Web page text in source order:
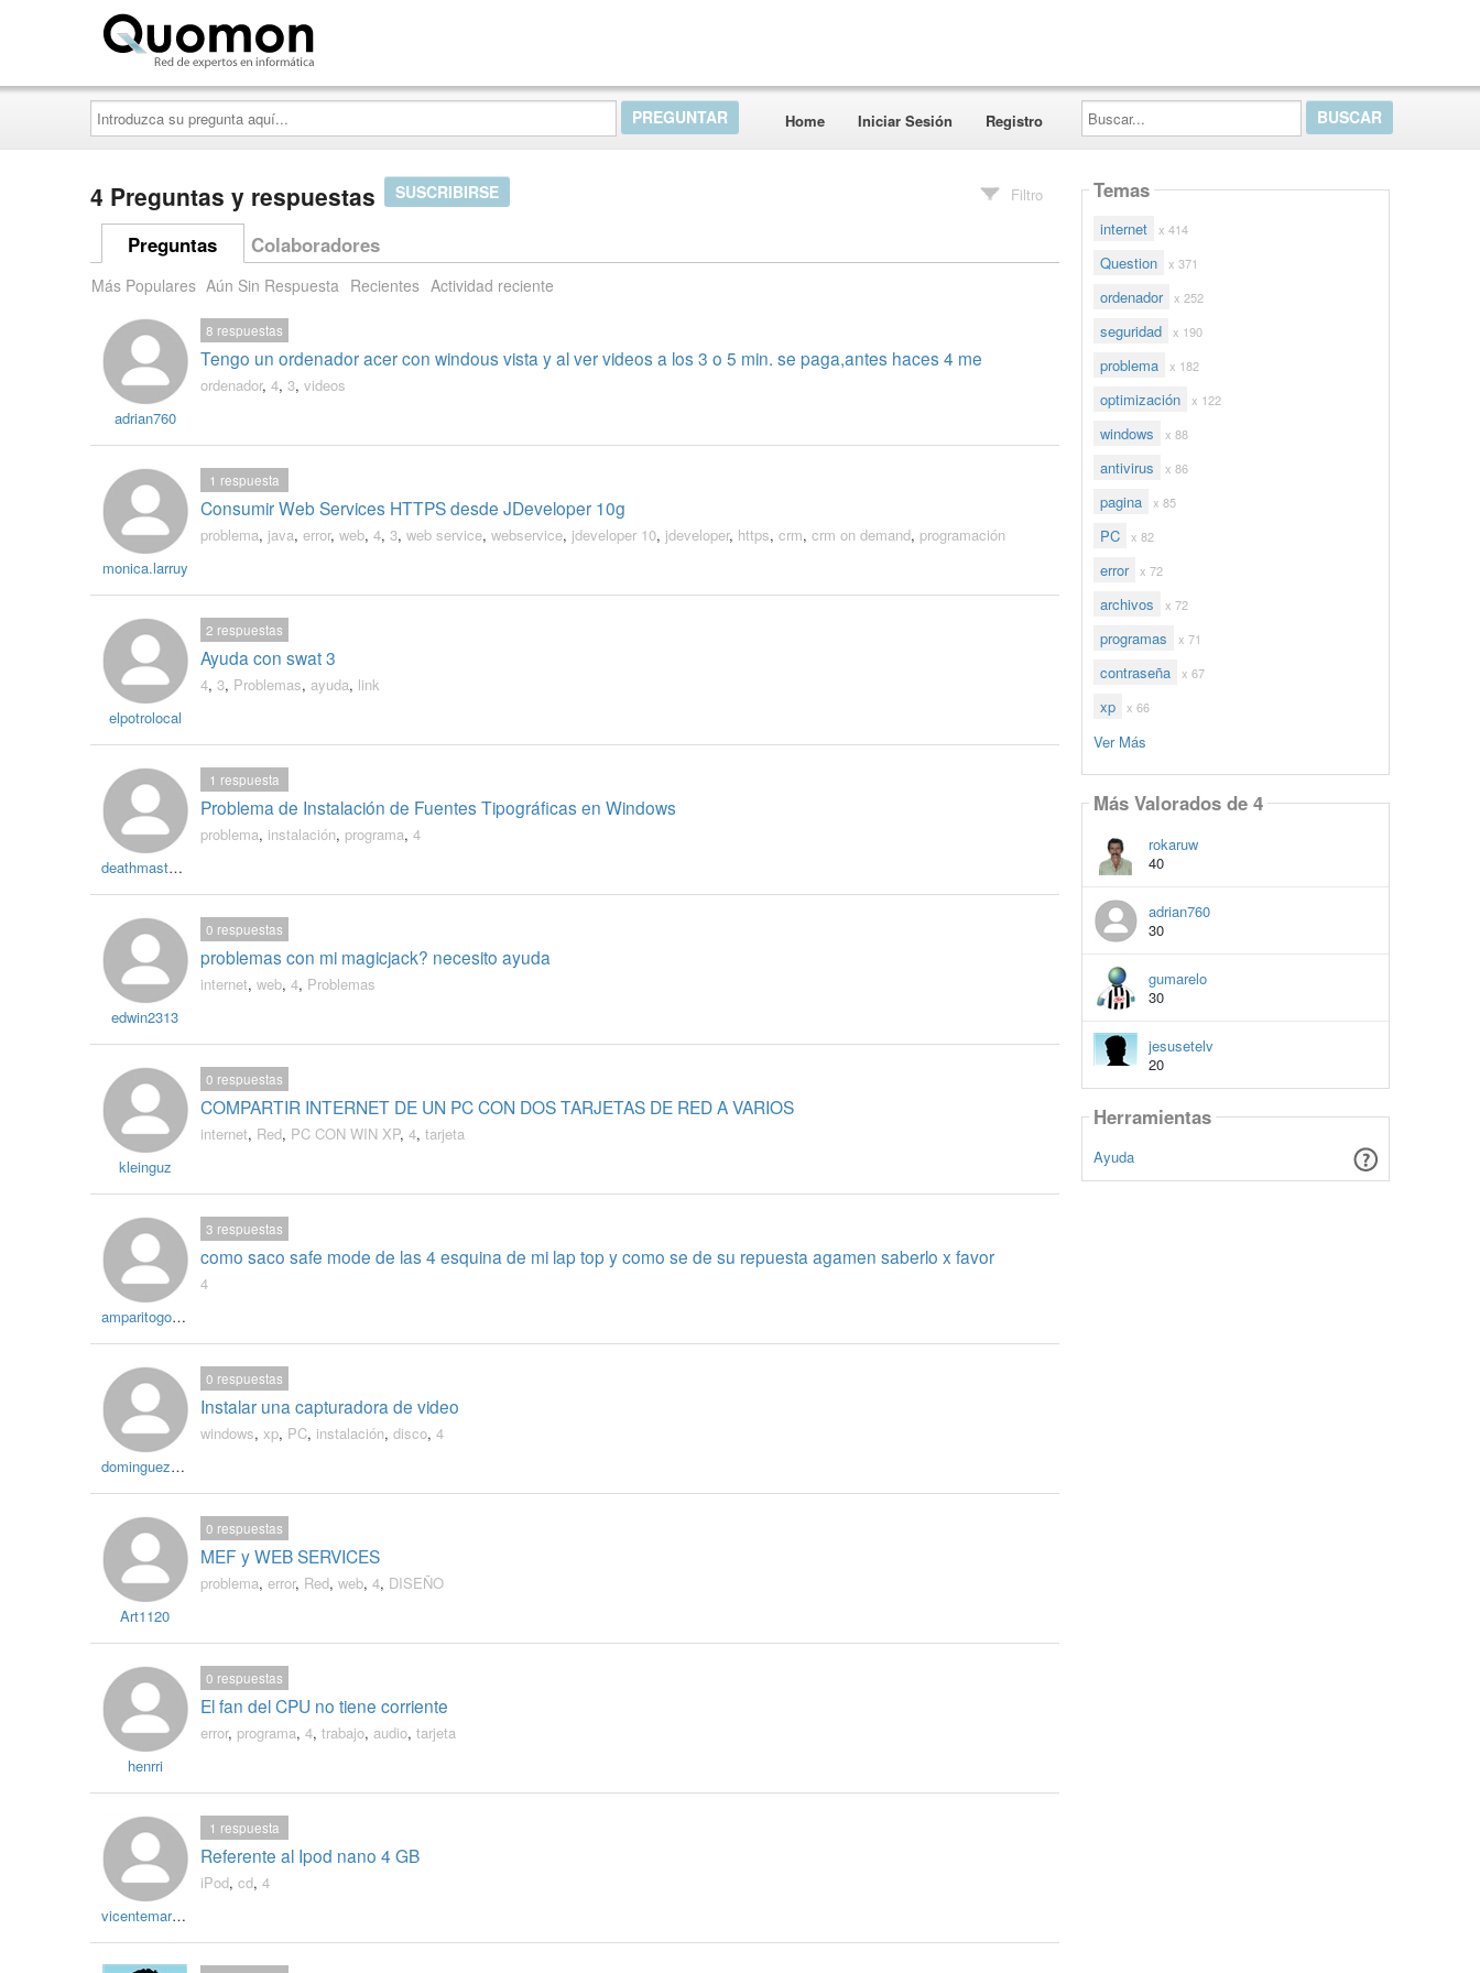
Introduzca
su
pregunta
aquí...
Home Iniciar Sesión Registro
Buscar...
4 Preguntas y respuestas SUSCRIBIRSE Filtro
Preguntas Colaboradores
Más Populares Aún Sin Respuesta Recientes Actividad reciente
adrian760
Tengo un ordenador acer con windous vista y al ver videos a los 3 o 5 min. se paga,antes haces 4 me
8 respuestas
ordenador, 4, 3, videos
monica.larruy
Consumir Web Services HTTPS desde JDeveloper 10g
1 respuesta
problema, java, error, web, 4, 3, web service, webservice, jdeveloper 10, jdeveloper, https, crm, crm on demand, programación
elpotrolocal
Ayuda con swat 3
2 respuestas
4, 3, Problemas, ayuda, link
deathmaster18
Problema de Instalación de Fuentes Tipográficas en Windows
1 respuesta
problema, instalación, programa, 4
edwin2313
problemas con mi magicjack? necesito ayuda
0 respuestas
internet, web, 4, Problemas
kleinguz
COMPARTIR INTERNET DE UN PC CON DOS TARJETAS DE RED A VARIOS
0 respuestas
internet, Red, PC CON WIN XP, 4, tarjeta
amparitogordillo
como saco safe mode de las 4 esquina de mi lap top y como se de su repuesta agamen saberlo x favor
3 respuestas
4
dominguez2611
Instalar una capturadora de video
0 respuestas
windows, xp, PC, instalación, disco, 4
Art1120
MEF y WEB SERVICES
0 respuestas
problema, error, Red, web, 4, DISEÑO
henrri
El fan del CPU no tiene corriente
0 respuestas
error, programa, 4, trabajo, audio, tarjeta
vicentemaravi
Referente al Ipod nano 4 GB
1 respuesta
iPod, cd, 4
Temas
internet x 414
Question x 371
ordenador x 252
seguridad x 190
problema x 182
optimización x 122
windows x 88
antivirus x 86
pagina x 85
PC x 82
error x 72
archivos x 72
programas x 71
contraseña x 67
xp x 66
Ver Más
Más Valorados de 4
rokaruw
40
adrian760
30
gumarelo
30
jesusetelv
20
Herramientas
Ayuda